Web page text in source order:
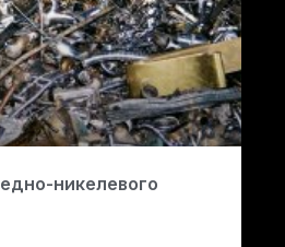
никелевого